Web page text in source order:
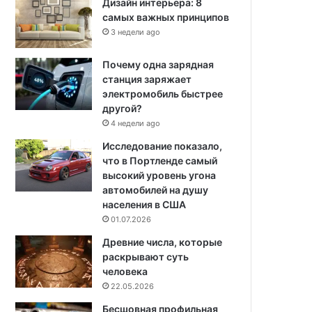
Дизайн интерьера: 8
самых важных принципов
3 недели ago
Почему одна зарядная
станция заряжает
электромобиль быстрее
другой?
4 недели ago
Исследование показало,
что в Портленде самый
высокий уровень угона
автомобилей на душу
населения в США
01.07.2026
Древние числа, которые
раскрывают суть
человека
22.05.2026
Бесшовная профильная